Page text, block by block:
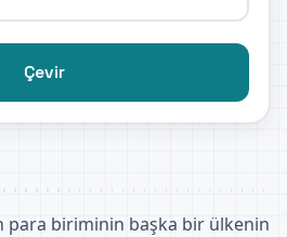
Çevir
para biriminin başka bir ülkenin